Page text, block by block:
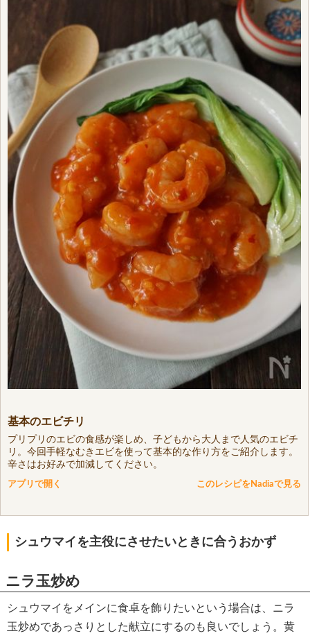
基本のエビチリ
プリプリのエビの食感が楽しめ、子どもから大人まで人気のエビチ
リ。今回手軽なむきエビを使って基本的な作り方をご紹介します。
辛さはお好みで加減してください。
アプリで開く このレシピをNadiaで見る
シュウマイを主役にさせたいときに合うおかず
ニラ玉炒め
シュウマイをメインに食卓を飾りたいという場合は、ニラ
玉炒めであっさりとした献立にするのも良いでしょう。黄